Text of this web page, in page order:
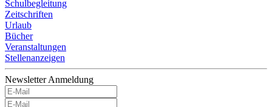
Schulbegleitung
Zeitschriften
Urlaub
Bücher
Veranstaltungen
Stellenanzeigen
Newsletter Anmeldung